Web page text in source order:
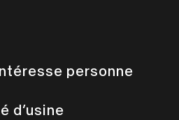
personne
d’usine